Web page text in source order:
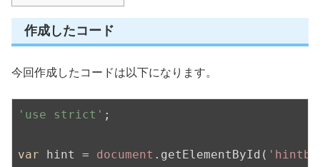
作成したコード
今回作成したコードは以下になります。
'use strict' ;
var hint = document .getElementById(